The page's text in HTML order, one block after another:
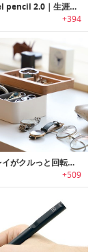
Modern Fuel pencil 2.0｜生涯使えるミニマルデザインメカニカルペンシル「モダンフュールペンシル2.0」
+394
Revov｜トレイがクルっと回転するアクセサリーオーガナイザー「レヴォヴ」
+509